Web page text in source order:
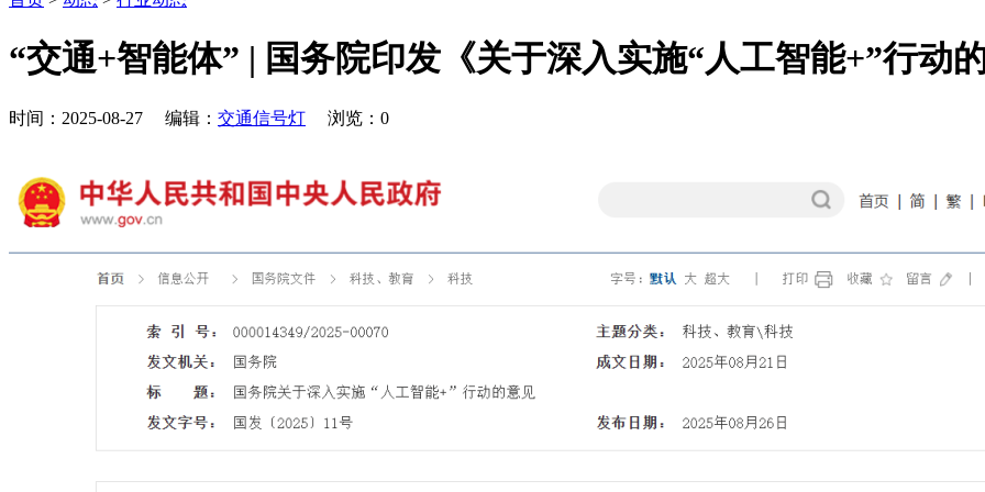
“交通+智能体” | 国务院印发《关于深入实施“人工智能+”行动
时间：2025-08-27 编辑： 交通信号灯 浏览： 0